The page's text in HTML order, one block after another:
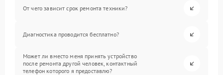
От чего зависит срок ремонта техники?
Диагностика проводится бесплатно?
Может ли вместо меня принять устройство
после ремонта другой человек, контактный
телефон которого я предоставлю?